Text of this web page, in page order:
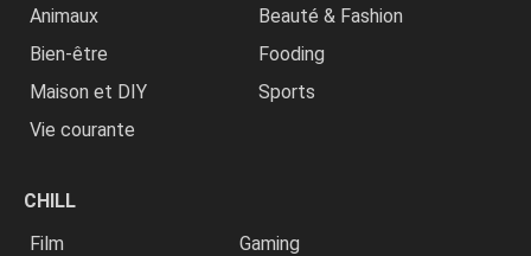
Animaux
Beauté & Fashion
Bien-être
Fooding
Maison et DIY
Sports
Vie courante
CHILL
Film
Gaming